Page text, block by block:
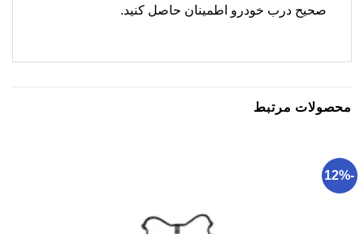
صحیح درب خودرو اطمینان حاصل کنید.
محصولات مرتبط
-12%